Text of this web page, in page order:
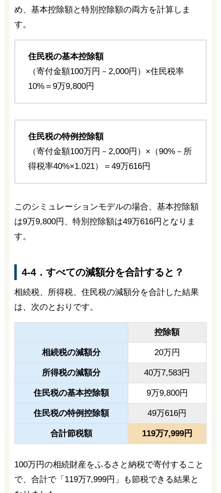
め、基本控除額と特別控除額の両方を計算しま
す。
住民税の基本控除額
（寄付金額100万円－2,000円）×住民税率
10%＝9万9,800円
住民税の特例控除額
（寄付金額100万円－2,000円）×（90%－所
得税率40%×1.021）＝49万616円
このシミュレーションモデルの場合、基本控除額
は9万9,800円、特別控除額は49万616円となりま
す。
4-4．すべての減額分を合計すると？
相続税、所得税、住民税の減額分を合計した結果
は、次のとおりです。
控除額
相続税の減額分 20万円
所得税の減額分 40万7,583円
住民税の基本控除額 9万9,800円
住民税の特例控除額 49万616円
合計節税額 119万7,999円
100万円の相続財産をふるさと納税で寄付すること
で、合計で「119万7,999円」も節税できる結果と